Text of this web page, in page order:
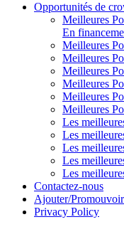
Opportunités de
Meilleures
En
Meilleures
Meilleures
Meilleures
Meilleures
Meilleures
Meilleures
Les
Les
Les
Les
Les
Contactez-nous
Ajouter/
Privacy Policy